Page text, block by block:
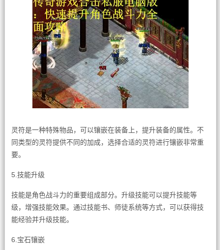
灵符是一种特殊物品，可以镶嵌在装备上，提升装备的属性。不
同类型的灵符提供不同的加成，选择合适的灵符进行镶嵌非常重
要。
5.技能升级
技能是角色战斗力的重要组成部分。升级技能可以提升技能等
级，增强技能效果。通过技能书、师徒系统等方式，可以获得技
能经验并升级技能。
6.宝石镶嵌